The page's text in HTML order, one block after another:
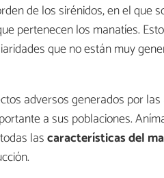
de los sirénidos, en el que
pertenecen los manatíes.
que no están muy
adversos generados por las
a sus poblaciones.
lascaracterísticas del